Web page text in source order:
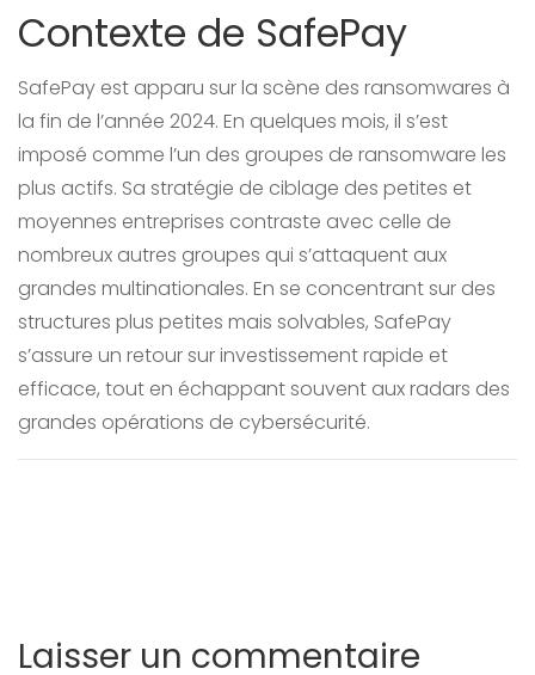
Contexte de SafePay
SafePay est apparu sur la scène des ransomwares à
la fin de l’année 2024. En quelques mois, il s’est
imposé comme l’un des groupes de ransomware les
plus actifs. Sa stratégie de ciblage des petites et
moyennes entreprises contraste avec celle de
nombreux autres groupes qui s’attaquent aux
grandes multinationales. En se concentrant sur des
structures plus petites mais solvables, SafePay
s’assure un retour sur investissement rapide et
efficace, tout en échappant souvent aux radars des
grandes opérations de cybersécurité.
Laisser un commentaire